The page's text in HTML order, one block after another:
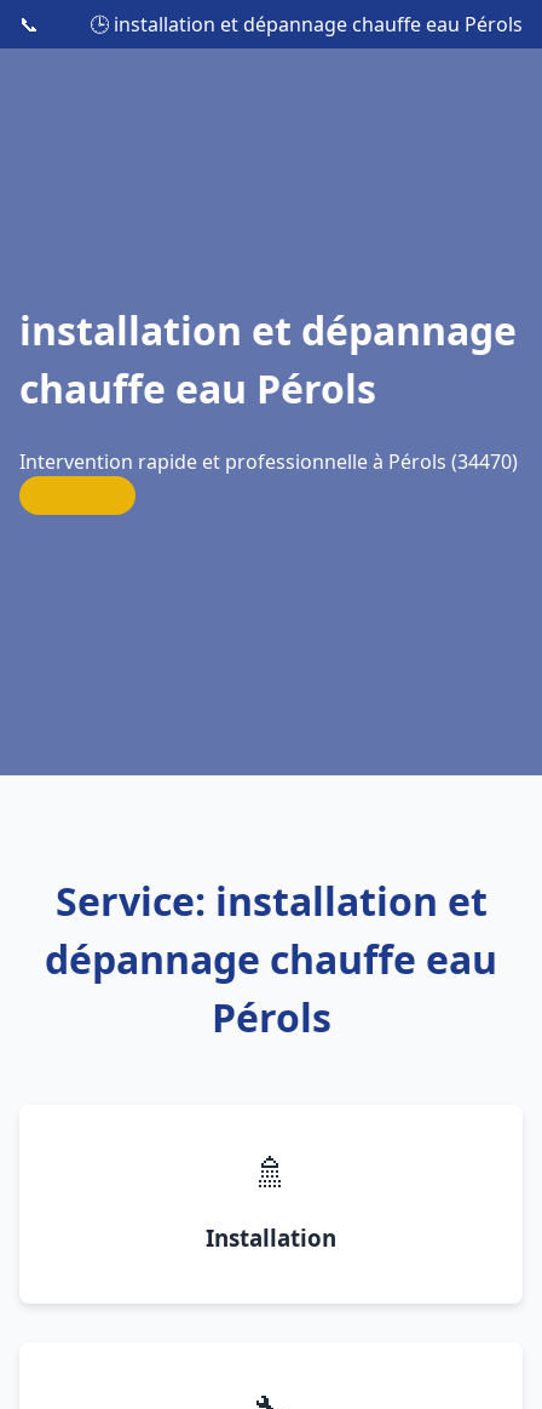
📞 🕒 installation et dépannage chauffe eau Pérols
installation et dépannage
chauffe eau Pérols
Intervention rapide et professionnelle à Pérols (34470)
Service: installation et
dépannage chauffe eau
Pérols
🚿
Installation